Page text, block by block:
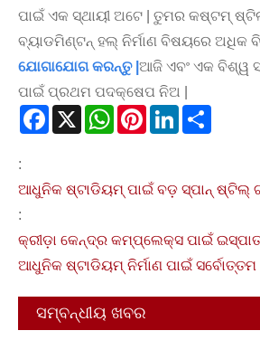
ପାଇଁ ଏକ ସ୍ଥାୟୀ ଅଟେ | ତୁମର କଷ୍ଟମ୍
ବ୍ୟାଡମିଣ୍ଟନ୍ ହଲ୍ ନିର୍ମାଣ ବିଷୟରେ ଅଧିକ
ଯୋଗାଯୋଗ କରନ୍ତୁ | ଆଜି ଏବଂ ଏକ ବିଶ୍ୱ
ପାଇଁ ପ୍ରଥମ ପଦକ୍ଷେପ ନିଅ |
Facebook
X WhatsAppPinterestLinkedIn
:
ଆଧୁନିକ ଷ୍ଟାଡିୟମ୍ ପାଇଁ ବଡ଼ ସ୍ପାନ୍ ଷ୍ଟିଲ୍
:
କ୍ରୀଡ଼ା କେନ୍ଦ୍ର କମ୍ପ୍ଲେକ୍ସ ପାଇଁ ଇସ୍ପାତ
ଆଧୁନିକ ଷ୍ଟାଡିୟମ୍ ନିର୍ମାଣ ପାଇଁ ସର୍ବୋତ୍ତମ
ସମ୍ବନ୍ଧୀୟ ଖବର